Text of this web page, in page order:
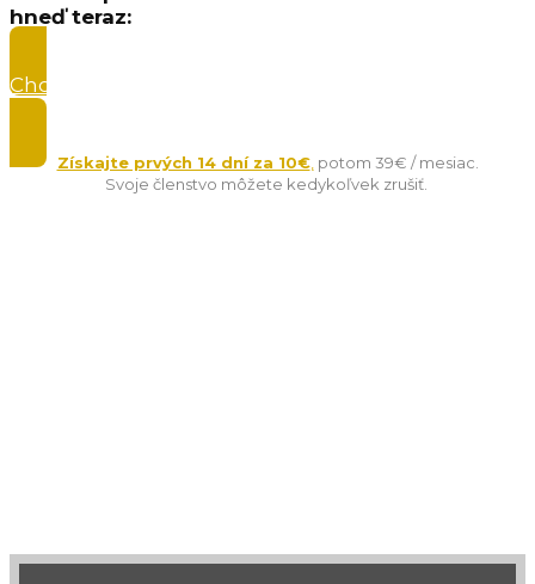
hneď teraz:
Chcem vyskúšať členstvo v Master Clube Online
Lídrov len za 10 € »
Získajte prvých 14 dní za 10€, potom 39€ / mesiac.
Svoje členstvo môžete kedykoľvek zrušiť.